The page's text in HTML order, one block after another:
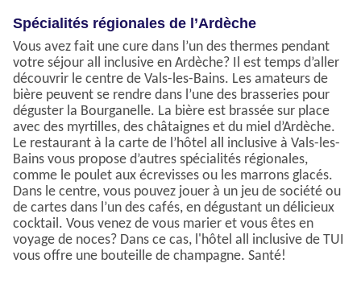
Spécialités régionales de l’Ardèche
Vous avez fait une cure dans l’un des thermes pendant
votre séjour all inclusive en Ardèche? Il est temps d’aller
découvrir le centre de Vals-les-Bains. Les amateurs de
bière peuvent se rendre dans l’une des brasseries pour
déguster la Bourganelle. La bière est brassée sur place
avec des myrtilles, des châtaignes et du miel d’Ardèche.
Le restaurant à la carte de l’hôtel all inclusive à Vals-les-
Bains vous propose d’autres spécialités régionales,
comme le poulet aux écrevisses ou les marrons glacés.
Dans le centre, vous pouvez jouer à un jeu de société ou
de cartes dans l’un des cafés, en dégustant un délicieux
cocktail. Vous venez de vous marier et vous êtes en
voyage de noces? Dans ce cas, l'hôtel all inclusive de TUI
vous offre une bouteille de champagne. Santé!